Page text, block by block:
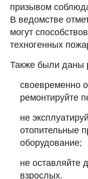
призывом
В ведомстве
могут
техногенных
Также были даны
своевременно
ремонтируйте
не
отопительные
оборудование;
не оставляйте
взрослых.